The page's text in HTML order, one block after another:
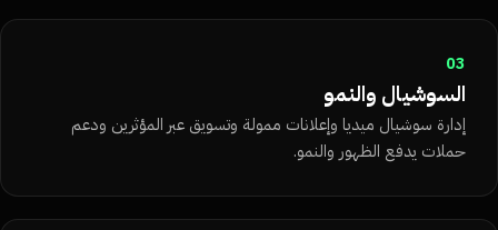
03
السوشيال والنمو
إدارة سوشيال ميديا وإعلانات ممولة وتسويق عبر المؤثرين ودعم
حملات يدفع الظهور والنمو.